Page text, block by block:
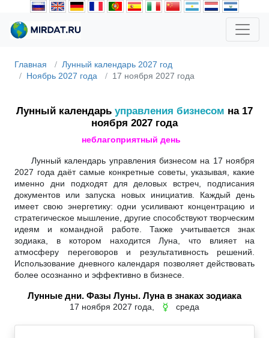
Главная
Лунный календарь 2027 год
Ноябрь 2027 года
17 ноября 2027 года
Лунный календарь управления бизнесом на 17
ноября 2027 года
неблагоприятный день
Лунный календарь управления бизнесом на 17 ноября
2027 года даёт самые конкретные советы, указывая, какие
именно дни подходят для деловых встреч, подписания
документов или запуска новых инициатив. Каждый день
имеет свою энергетику: одни усиливают концентрацию и
стратегическое мышление, другие способствуют творческим
идеям и командной работе. Также учитывается знак
зодиака, в котором находится Луна, что влияет на
атмосферу переговоров и результативность решений.
Использование дневного календаря позволяет действовать
более осознанно и эффективно в бизнесе.
Лунные дни. Фазы Луны. Луна в знаках зодиака
17 ноября 2027 года, ☿ среда